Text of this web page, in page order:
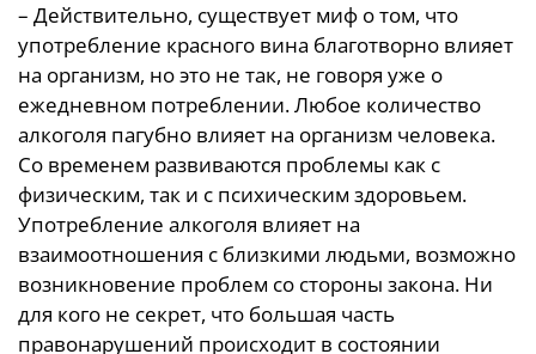
– Действительно, существует миф о том, что
употребление красного вина благотворно влияет
на организм, но это не так, не говоря уже о
ежедневном потреблении. Любое количество
алкоголя пагубно влияет на организм человека.
Со временем развиваются проблемы как с
физическим, так и с психическим здоровьем.
Употребление алкоголя влияет на
взаимоотношения с близкими людьми, возможно
возникновение проблем со стороны закона. Ни
для кого не секрет, что большая часть
правонарушений происходит в состоянии